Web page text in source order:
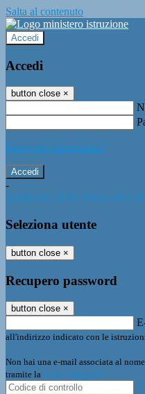
Salta al contenuto
Accedi
Accedi
button close ×
Password dimenticata?
-
Entra con SPID Entra con CIE
Seleziona utente
button close ×
Recupero password
button close ×
all'indirizzo indicato con le
Non hai una e-mail associata al
tramite la Login Spaggiari